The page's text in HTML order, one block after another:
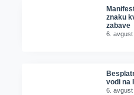
znaku
zabave
6. avgust
vodi na
6. avgust